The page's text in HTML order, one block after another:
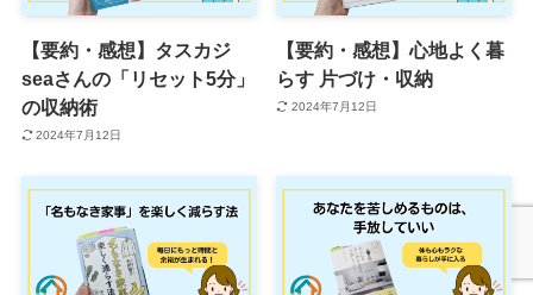
【要約・感想】タスカジ
seaさんの「リセット5分」
の収納術
2024年7月12日
【要約・感想】心地よく暮
らす 片づけ・収納
2024年7月12日